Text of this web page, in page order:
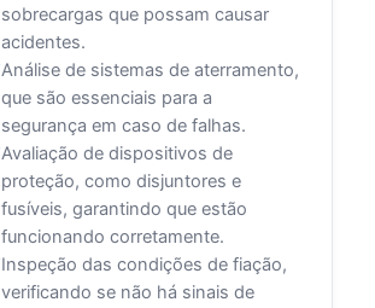
sobrecargas que possam causar
acidentes.
Análise de sistemas de aterramento,
que são essenciais para a
segurança em caso de falhas.
Avaliação de dispositivos de
proteção, como disjuntores e
fusíveis, garantindo que estão
funcionando corretamente.
Inspeção das condições de fiação,
verificando se não há sinais de